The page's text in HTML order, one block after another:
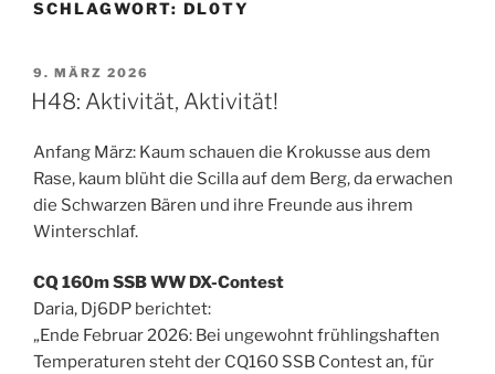
SCHLAGWORT: DL0TY
VERÖFFENTLICHT
AM
9. MÄRZ 2026
H48: Aktivität, Aktivität!
Anfang März: Kaum schauen die Krokusse aus dem
Rase, kaum blüht die Scilla auf dem Berg, da erwachen
die Schwarzen Bären und ihre Freunde aus ihrem
Winterschlaf.
CQ 160m SSB WW DX-Contest
Daria, Dj6DP berichtet:
„Ende Februar 2026: Bei ungewohnt frühlingshaften
Temperaturen steht der CQ160 SSB Contest an, für